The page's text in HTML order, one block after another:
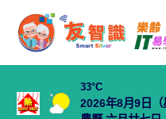
33°C
2026年8月9日（